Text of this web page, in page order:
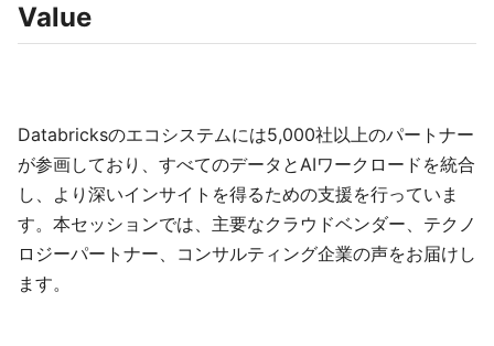
Value
Databricksのエコシステムには5,000社以上のパートナー
が参画しており、すべてのデータとAIワークロードを統合
し、より深いインサイトを得るための支援を行っていま
す。本セッションでは、主要なクラウドベンダー、テクノ
ロジーパートナー、コンサルティング企業の声をお届けし
ます。